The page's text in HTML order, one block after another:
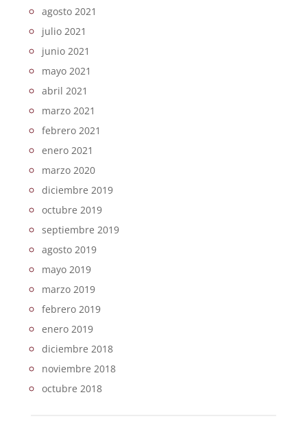
agosto 2021
julio 2021
junio 2021
mayo 2021
abril 2021
marzo 2021
febrero 2021
enero 2021
marzo 2020
diciembre 2019
octubre 2019
septiembre 2019
agosto 2019
mayo 2019
marzo 2019
febrero 2019
enero 2019
diciembre 2018
noviembre 2018
octubre 2018